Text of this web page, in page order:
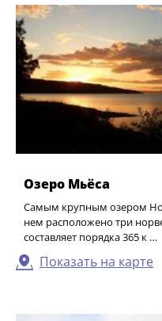
Озеро Мьёса
Самым крупным озером
нем расположено три
составляет порядка 365 к …
Показать на карте